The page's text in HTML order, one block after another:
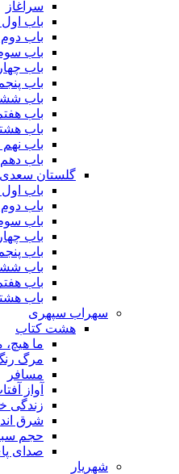
سرآغاز
باب
باب
باب
باب
باب
باب
باب
باب
باب
باب
گلستان سعدی
باب
باب دوم
باب
باب
باب
باب
باب
باب
سهراب سپهری
هشت کتاب
ما هیچ،
مرگ
مسافر
آواز
زندگی
شرق
حجم
صدای
شهریار